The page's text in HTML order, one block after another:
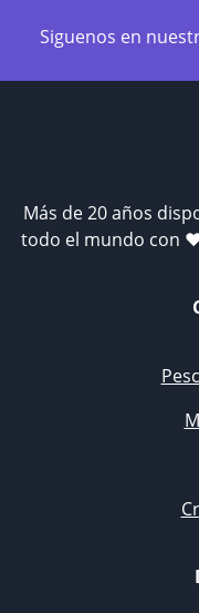
Siguenos en
Más de 20 años
todo el mundo con